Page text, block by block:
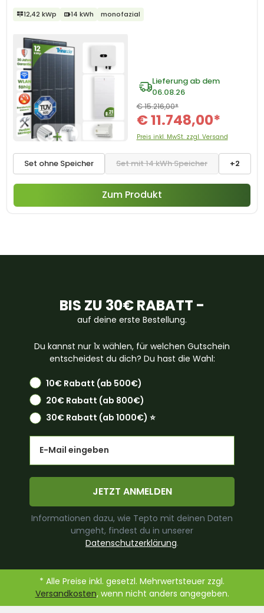
12,42 kWp 14 kWh monofazial
Set ohne Speicher Set mit 14 kWh Speicher +2
Lieferung ab dem
06.08.26
€ 11.748,00*
€ 15.216,00*
Preis inkl. MwSt. zzgl. Versand
Zum Produkt
BIS ZU 30€ RABATT -
auf deine erste Bestellung.
Du kannst nur 1x wählen, für welchen Gutschein
entscheidest du dich? Du hast die Wahl:
10€ Rabatt (ab 500€)
20€ Rabatt (ab 800€)
30€ Rabatt (ab 1000€) ⭐️
JETZT ANMELDEN
Informationen dazu, wie Tepto mit deinen Daten
umgeht, findest du in unserer
Datenschutzerklärung.
* Alle Preise inkl. gesetzl. Mehrwertsteuer zzgl.
Versandkosten, wenn nicht anders angegeben.